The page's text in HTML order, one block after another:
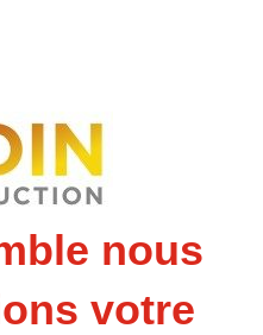
nous
votre